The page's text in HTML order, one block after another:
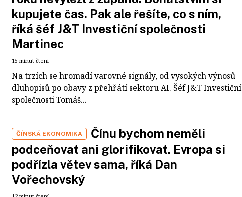
kupujete čas. Pak ale řešíte, co s ním,
říká šéf J&T Investiční společnosti
Martinec
15 minut čtení
Na trzích se hromadí varovné signály, od vysokých výnosů
dluhopisů po obavy z přehřátí sektoru AI. Šéf J&T Investiční
společnosti Tomáš...
ČÍNSKÁ EKONOMIKA
Čínu bychom neměli
podceňovat ani glorifikovat. Evropa si
podřízla větev sama, říká Dan
Vořechovský